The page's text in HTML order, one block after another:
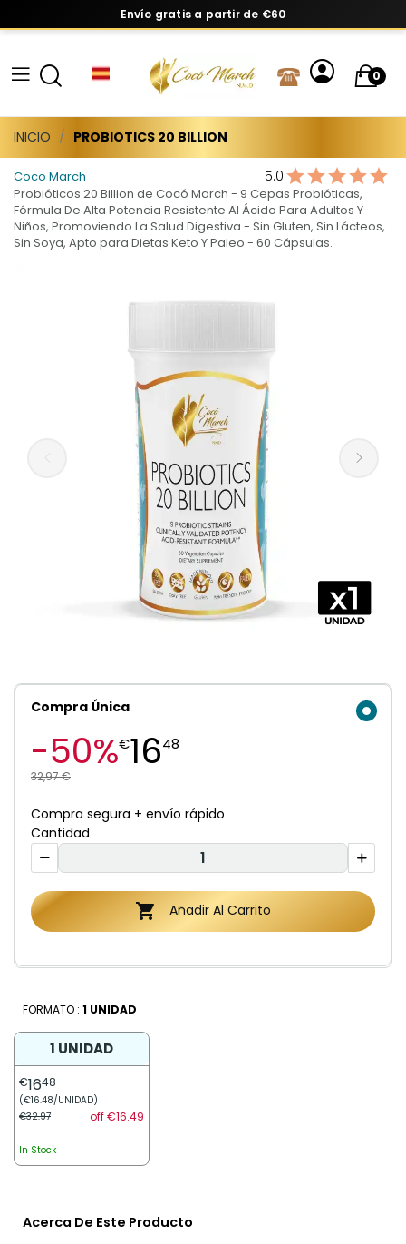
Envío gratis a partir de €60
0
INICIO PROBIOTICS 20 BILLION
Coco March 5.0
Probióticos 20 Billion de Cocó March - 9 Cepas Probióticas,
Fórmula De Alta Potencia Resistente Al Ácido Para Adultos Y
Niños, Promoviendo La Salud Digestiva - Sin Gluten, Sin Lácteos,
Sin Soya, Apto para Dietas Keto Y Paleo - 60 Cápsulas.
Compra Única
-50%€1648
32,97 €
Compra segura + envío rápido
Cantidad
 Añadir Al Carrito
FORMATO : 1 UNIDAD
1 UNIDAD
€1648
(€16.48/UNIDAD)
€32.97
off €16.49
In Stock
Acerca De Este Producto